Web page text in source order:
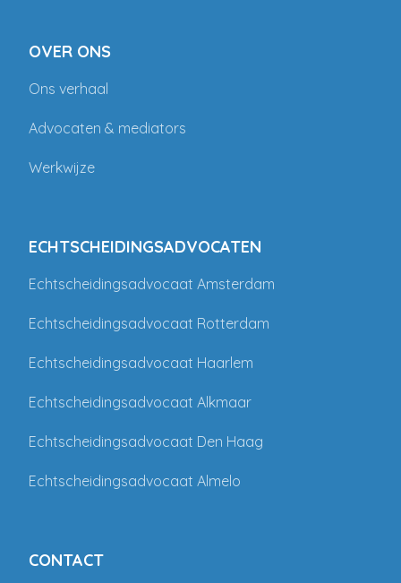
OVER ONS
Ons verhaal
Advocaten & mediators
Werkwijze
ECHTSCHEIDINGSADVOCATEN
Echtscheidingsadvocaat Amsterdam
Echtscheidingsadvocaat Rotterdam
Echtscheidingsadvocaat Haarlem
Echtscheidingsadvocaat Alkmaar
Echtscheidingsadvocaat Den Haag
Echtscheidingsadvocaat Almelo
CONTACT